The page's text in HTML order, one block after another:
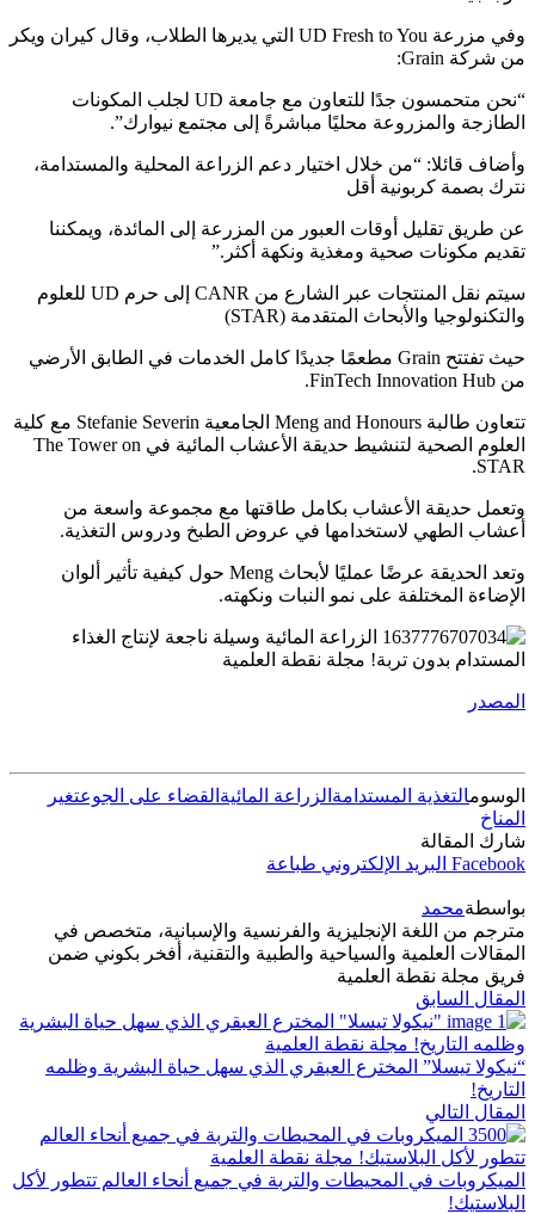
وفي مزرعة UD Fresh to You التي يديرها الطلاب، وقال كيران ويكر
من شركة Grain:
“نحن متحمسون جدًا للتعاون مع جامعة UD لجلب المكونات
الطازجة والمزروعة محليًا مباشرةً إلى مجتمع نيوارك”.
وأضاف قائلا: “من خلال اختيار دعم الزراعة المحلية والمستدامة،
نترك بصمة كربونية أقل
عن طريق تقليل أوقات العبور من المزرعة إلى المائدة، ويمكننا
تقديم مكونات صحية ومغذية ونكهة أكثر.”
سيتم نقل المنتجات عبر الشارع من CANR إلى حرم UD للعلوم
والتكنولوجيا والأبحاث المتقدمة (STAR)
حيث تفتتح Grain مطعمًا جديدًا كامل الخدمات في الطابق الأرضي
من FinTech Innovation Hub.
تتعاون طالبة Meng and Honours الجامعية Stefanie Severin مع كلية
العلوم الصحية لتنشيط حديقة الأعشاب المائية في The Tower on
STAR.
وتعمل حديقة الأعشاب بكامل طاقتها مع مجموعة واسعة من
أعشاب الطهي لاستخدامها في عروض الطبخ ودروس التغذية.
وتعد الحديقة عرضًا عمليًا لأبحاث Meng حول كيفية تأثير ألوان
الإضاءة المختلفة على نمو النبات ونكهته.
المصدر
الوسومالتغذية المستدامة الزراعة المائية القضاء على الجوعتغير
المناخ
شارك المقالة
Facebook البريد الإلكتروني طباعة
بواسطةمحمد
مترجم من اللغة الإنجليزية والفرنسية والإسبانية، متخصص في
المقالات العلمية والسياحية والطبية والتقنية، أفخر بكوني ضمن
فريق مجلة نقطة العلمية
المقال السابق
“نيكولا تيسلا” المخترع العبقري الذي سهل حياة البشرية وظلمه
التاريخ!
المقال التالي
الميكروبات في المحيطات والتربة في جميع أنحاء العالم تتطور لأكل
البلاستيك!